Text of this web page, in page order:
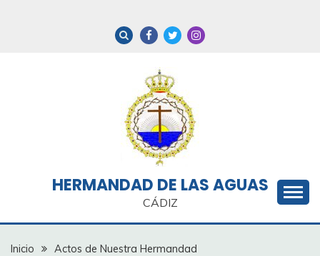
HERMANDAD DE LAS AGUAS
CÁDIZ
Inicio
Actos de Nuestra Hermandad